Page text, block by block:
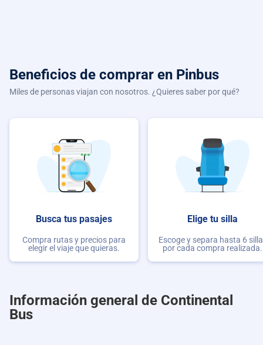
Beneficios de comprar en Pinbus
Miles de personas viajan con nosotros. ¿Quieres saber por qué?
Busca tus pasajes
Compra rutas y precios para
elegir el viaje que quieras.
Elige tu silla
Escoge y separa hasta 6
por cada compra realizada.
Información general de Continental
Bus